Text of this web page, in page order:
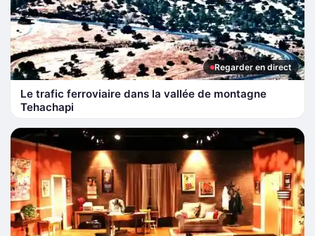
Regarder en direct
Le trafic ferroviaire dans la vallée de montagne
Tehachapi